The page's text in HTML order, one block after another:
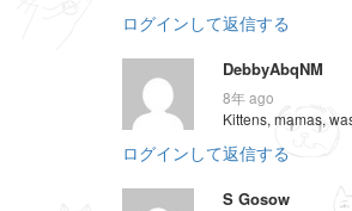
ログインして返信する
DebbyAbqNM
8年 ago
Kittens, mamas,
ログインして返信する
S Gosow